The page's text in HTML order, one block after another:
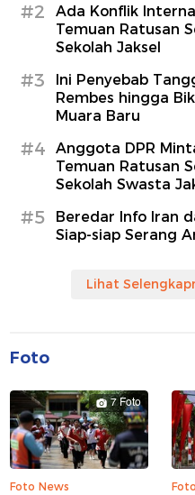
#2
Ada Konflik
Temuan Ratusan
Sekolah Jaksel
#3
Ini Penyebab
Rembes hingga
Muara Baru
#4
Anggota DPR
Temuan Ratusan
Sekolah Swasta
#5
Beredar Info Iran
Siap-siap Serang
Lihat
Foto
7 Foto
Foto News